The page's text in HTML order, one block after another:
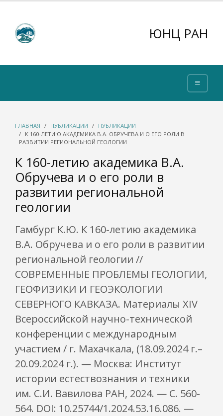
ЮНЦ РАН
ГЛАВНАЯ ПУБЛИКАЦИИ
ПУБЛИКАЦИИ
К 160-ЛЕТИЮ АКАДЕМИКА В.А. ОБРУЧЕВА И О ЕГО РОЛИ В
РАЗВИТИИ РЕГИОНАЛЬНОЙ ГЕОЛОГИИ
К 160-летию академика В.А.
Обручева и о его роли в
развитии региональной
геологии
Гамбург К.Ю. К 160-летию академика
В.А. Обручева и о его роли в развитии
региональной геологии //
СОВРЕМЕННЫЕ ПРОБЛЕМЫ ГЕОЛОГИИ,
ГЕОФИЗИКИ И ГЕОЭКОЛОГИИ
СЕВЕРНОГО КАВКАЗА. Материалы XIV
Всероссийской научно-технической
конференции с международным
участием / г. Махачкала, (18.09.2024 г.–
20.09.2024 г.). — Москва: Институт
истории естествознания и техники
им. С.И. Вавилова РАН, 2024. — С. 560-
564. DOI: 10.25744/1.2024.53.16.086. —